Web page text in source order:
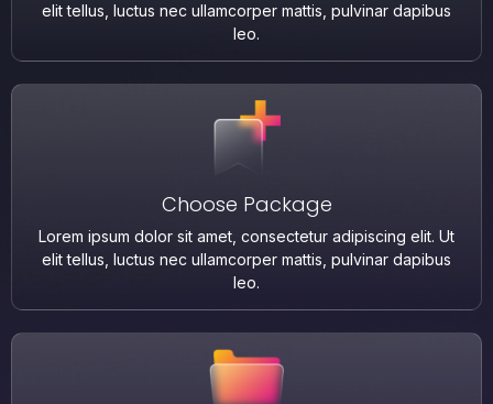
elit tellus, luctus nec ullamcorper mattis, pulvinar dapibus
leo.
Choose Package
Lorem ipsum dolor sit amet, consectetur adipiscing elit. Ut
elit tellus, luctus nec ullamcorper mattis, pulvinar dapibus
leo.